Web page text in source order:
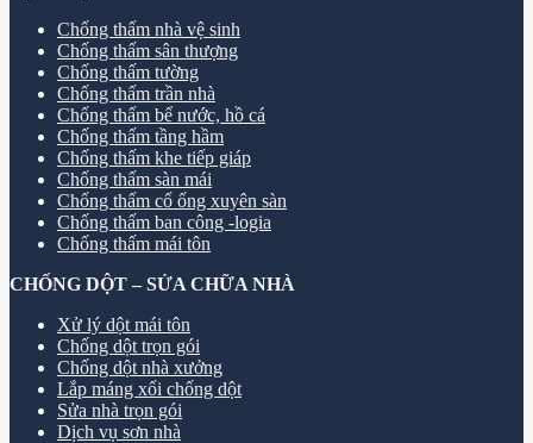
Chống thấm nhà vệ sinh
Chống thấm sân thượng
Chống thấm tường
Chống thấm trần nhà
Chống thấm bể nước, hồ cá
Chống thấm tầng hầm
Chống thấm khe tiếp giáp
Chống thấm sàn mái
Chống thấm cổ ống xuyên sàn
Chống thấm ban công -logia
Chống thấm mái tôn
CHỐNG DỘT – SỬA CHỮA NHÀ
Xử lý dột mái tôn
Chống dột trọn gói
Chống dột nhà xưởng
Lắp máng xối chống dột
Sửa nhà trọn gói
Dịch vụ sơn nhà